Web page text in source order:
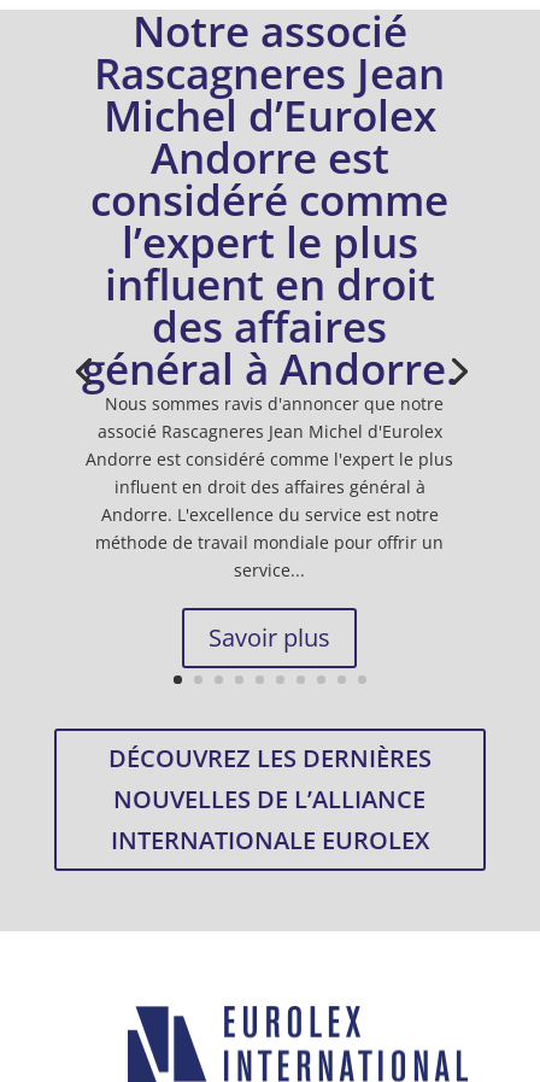
Notre associé
Rascagneres Jean
Michel d’Eurolex
Andorre est
considéré comme
l’expert le plus
influent en droit
des affaires
général à Andorre.
Nous sommes ravis d'annoncer que notre
associé Rascagneres Jean Michel d'Eurolex
Andorre est considéré comme l'expert le plus
influent en droit des affaires général à
Andorre. L'excellence du service est notre
méthode de travail mondiale pour offrir un
service...
Savoir plus
DÉCOUVREZ LES DERNIÈRES
NOUVELLES DE L’ALLIANCE
INTERNATIONALE EUROLEX